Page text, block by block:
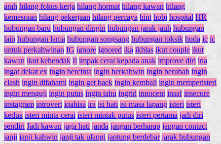
arah hilang fokus kerja hilang hormat hilang kawan hilang
kemesraan hilang pekerjaan hilang percaya hint hobi hospital HR
hubungan baru hubungan dingin hubungan jarak jauh hubungan
lain hubungan lama hubungan songsang hubungan toksik huda ic ic
untuk perkahwinan IG ignore ignored ika ikhlas ikut couple ikut
kawan ikut kehendak Il impak cerai kepada anak improve diri ina
ingat dekat ex ingin bercinta ingin berkahwin ingin berubah ingin
clash ingin difahami ingin get back ingin kembali ingin memperisteri
ingin menguji ingin putus ingin tahu ingrid innocent insaf insecure
instagram introvert iqahisa ira isi hati isi masa lapang isteri isteri
kedua isteri minta cerai isteri mintak putus isteri pertama jadi diri
sendiri Jadi kawan jaga hati janda jangan berharap jangan contact
janji janji kahwin janji tak ulangi jantung berdebar jarak hubungan